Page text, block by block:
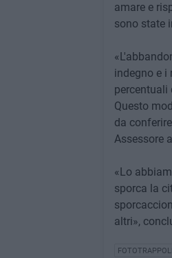
amare e
sono state
indegno e i
percentuali
Questo
da
Assessore
«Lo
sporca la
altri»,